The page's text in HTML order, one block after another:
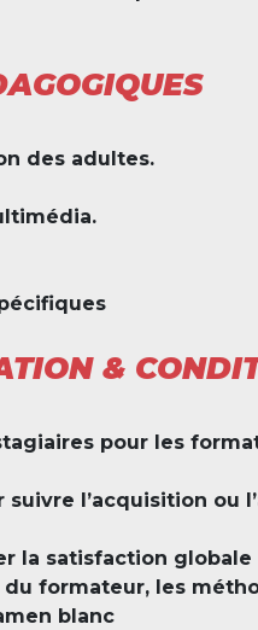
des adultes.
&
pour les
l’acquisition ou
la satisfaction
du formateur, les
blanc